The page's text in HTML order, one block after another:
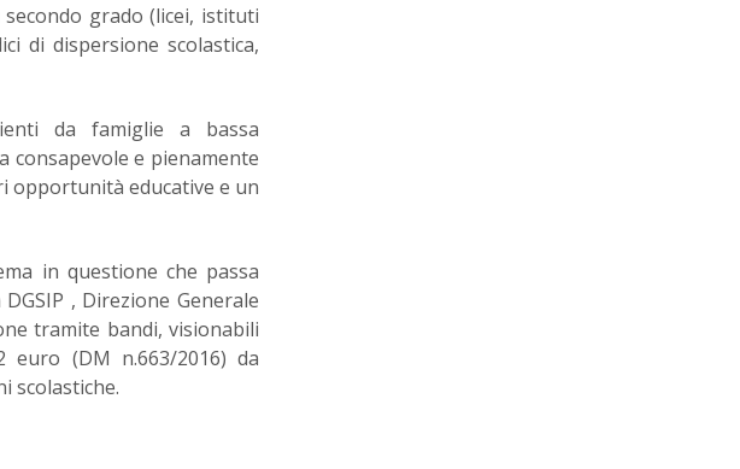
grado (licei, istituti
di dispersione scolastica,
da famiglie a bassa
e pienamente
opportunità educative e un
in questione che passa
, Direzione Generale
tramite bandi, visionabili
euro (DM n.663/2016) da
scolastiche.